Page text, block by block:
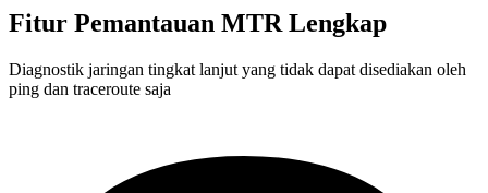
Fitur Pemantauan MTR Lengkap
Diagnostik jaringan tingkat lanjut yang tidak dapat disediakan oleh
ping dan traceroute saja